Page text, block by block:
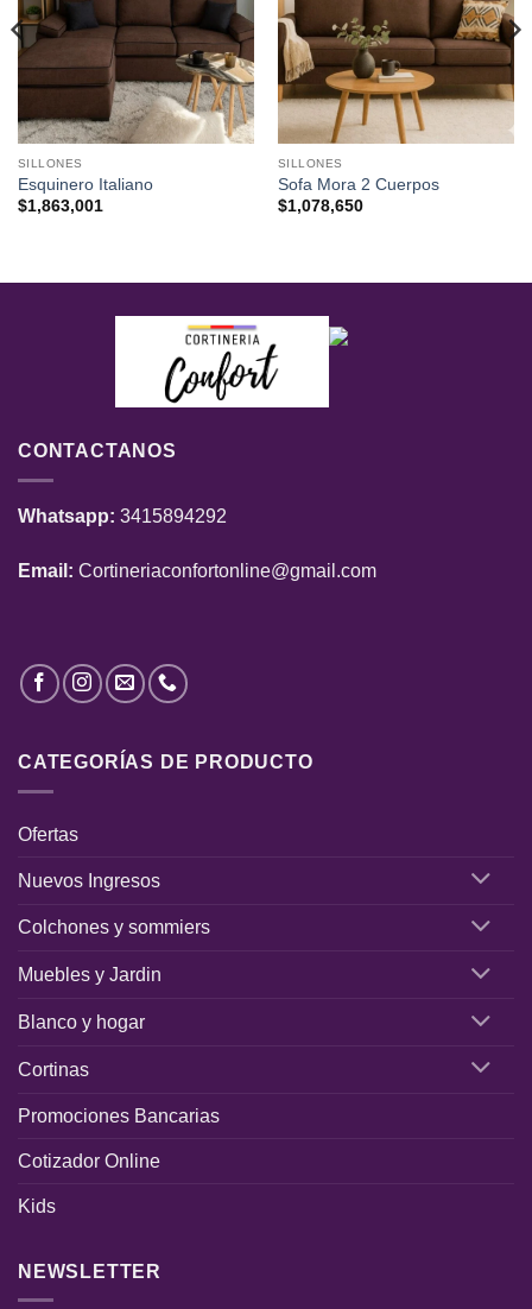
SILLONES
Esquinero Italiano
$1,863,001
SILLONES
Sofa Mora 2 Cuerpos
$1,078,650
CONTACTANOS
Whatsapp: 3415894292
Email: Cortineriaconfortonline@gmail.com
CATEGORÍAS DE PRODUCTO
Ofertas
Nuevos Ingresos
Colchones y sommiers
Muebles y Jardin
Blanco y hogar
Cortinas
Promociones Bancarias
Cotizador Online
Kids
NEWSLETTER